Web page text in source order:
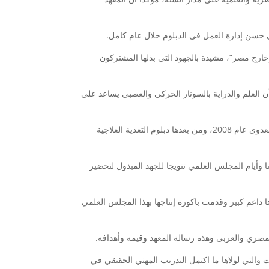
حسن إدارة العمل فى الدبلوم خلال عام كامل.
مصر”، مشيدة بالجهود التي بذلها المشتركون
والدراية بالسونار الحركي والعصبي يساعد على
وأشارت إلى أن المعهد العربي يواصل مسيرته في الريادة بتنظيم دبلومات مهنية مستحدثة كما بدأها أ.د. أسامة رسلان بدبلوم مكافحة العدوى عام 2008، ومن بعدها دبلوم التغذية العلاجية
المجلس العلمي تتويجا للجهد المبذول لتحضير
كبير وقدمت باكورة إنتاجها بهذا المجلس العلمي
والعربى وهذه رسالة المعهد وقيمه وأهدافه.
لولاها ما اكتمل التدريب المهني الحقيقي في